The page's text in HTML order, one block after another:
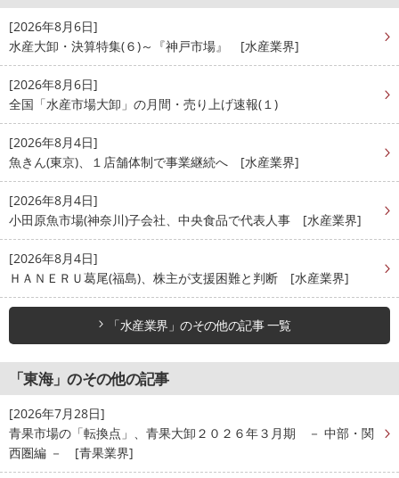
[2026年8月6日]
水産大卸・決算特集(６)～『神戸市場』 [水産業界]
[2026年8月6日]
全国「水産市場大卸」の月間・売り上げ速報(１)
[2026年8月4日]
魚きん(東京)、１店舗体制で事業継続へ [水産業界]
[2026年8月4日]
小田原魚市場(神奈川)子会社、中央食品で代表人事 [水産業界]
[2026年8月4日]
ＨＡＮＥＲＵ葛尾(福島)、株主が支援困難と判断 [水産業界]
「水産業界」のその他の記事 一覧
「東海」のその他の記事
[2026年7月28日]
青果市場の「転換点」、青果大卸２０２６年３月期 － 中部・関
西圏編 － [青果業界]